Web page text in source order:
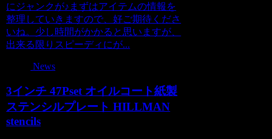
にジャンクが♪まずはアイテムの情報を
整理していきますので、好ご期待くださ
いね。少し時間がかかると思いますが、
出来る限りスピーディにが...
News
3インチ 47Pset オイルコート紙製
ステンシルプレート HILLMAN
stencils